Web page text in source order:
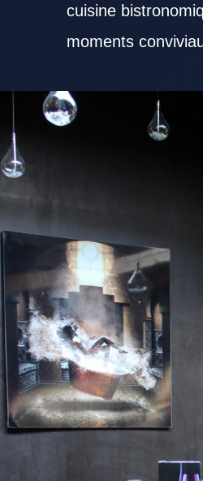
cuisine
moments
Identifier un Restaurant Val de Marne apprécié est
différents profils selon l’ambiance recherchée. Le
Restaurant Val de Marne gagne à proposer des
Marne sérieux. Le sens du service peut transformer
Val de Marne participe au confort global de la
journée, un Restaurant Val de Marne agréable
aux échanges professionnels. La perception du prix
Val de Marne devient plus mémorable avec des
Consulter les impressions des clients éclaire le choix
vision précise de la restauration. Anticiper sa
un Restaurant Val de Marne pratique et agréable.
marquant. L’esthétique culinaire représente un vrai
attention constante à la propreté. Sélectionner un
Un Restaurant Val de Marne peut gagner une vraie
se comprendre dès le début du repas. Un
s’exprime dans les cuissons d’un Restaurant Val de
Restaurant Val de Marne convainc durablement
Restaurant Val de Marne. Un Restaurant Val de
Val de Marne mérite une attention particulière. Un
sièges adaptés rendent le moment plus plaisant
Val de Marne. Le rythme du service influence la
Marne devient plus fort avec une offre homogène.
Restaurant Val de Marne peut marquer les esprits
bénéficie d’un vrai atout. Un Restaurant Val de
valoriser les instants festifs grâce à son ambiance.
Un Restaurant Val de Marne peut répondre à des
Val de Marne. Le niveau d’entretien valorise
dans l’assiette. Le ressenti global peut rendre un
peut nuire au plaisir du repas. La disponibilité d’un
de Marne n’a pas besoin d’en faire trop pour
Restaurant Val de Marne gagne en personnalité
période de forte affluence. L’accueil humain
qualités appréciées dans un Restaurant Val de
Restaurant Val de Marne régulier gagne plus
complémentarité de ses points forts. Un Restaurant
bonne adresse se repère grâce à plusieurs